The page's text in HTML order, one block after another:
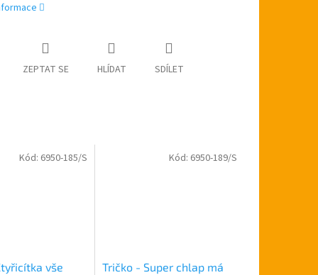
ZEPTAT SE HLÍDAT SDÍLET
vše
Kód: 6950-185/S
Tričko - Super chlap má
Kód: 6950-189/S